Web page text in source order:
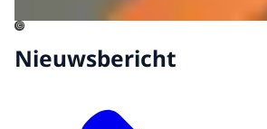
©
Nieuwsbericht